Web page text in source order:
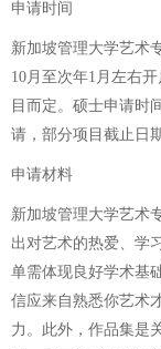
申请时间
新加坡管理大学艺术
10月至次年1月左右
目而定。硕士申请时
请，部分项目截止日
申请材料
新加坡管理大学艺术
出对艺术的热爱、学
单需体现良好学术基
信应来自熟悉你艺术
力。此外，作品集是